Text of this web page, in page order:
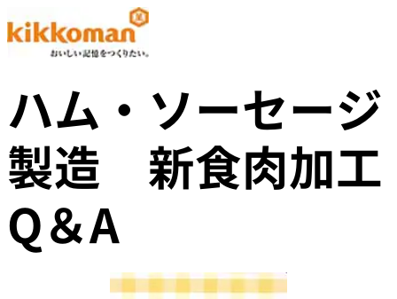
ハム・ソーセージ
製造 新食肉加工
Q＆A